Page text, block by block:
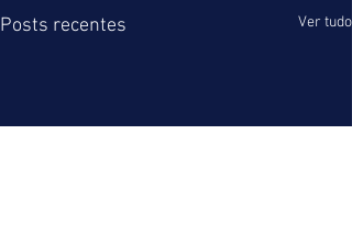
Posts recentes Ver tudo